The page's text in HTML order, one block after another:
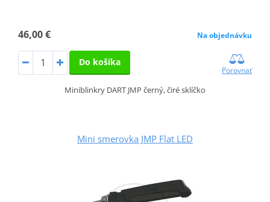
46,00 € Na objednávku
Do košíka
Porovnať
Miniblinkry DART JMP černý, čiré sklíčko
Mini smerovka JMP Flat LED